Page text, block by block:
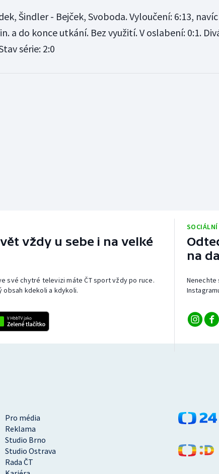
Šindler - Bejček, Svoboda. Vyloučení: 6:13,
a do konce utkání. Bez využití. V oslabení: 0:1.
série: 2:0
vždy u sebe i na velké
své chytré televizi máte ČT sport vždy po ruce.
obsah kdekoli a kdykoli.
na
Nenechte
Pro média
Reklama
Studio Brno
Studio Ostrava
Rada ČT